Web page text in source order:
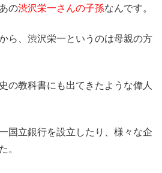
の渋沢栄一さんの子孫なんです。
ら、渋沢栄一というのは母親の方
の教科書にも出てきたような偉人
国立銀行を設立したり、様々な企
。